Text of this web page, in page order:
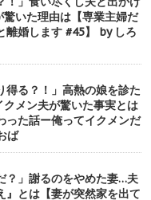
いた理由は【専業主婦だ
離婚します #45】 by しろ
得る？！」高熱の娘を診た
メン夫が驚いた事実とは
った話ー俺ってイクメンだ
ば
？」謝るのをやめた妻…夫
』とは【妻が突然家を出て